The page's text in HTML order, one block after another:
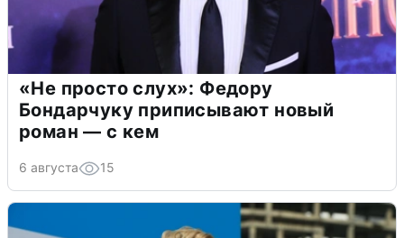
«Не просто слух»: Федору
Бондарчуку приписывают новый
роман — с кем
6 августа 15